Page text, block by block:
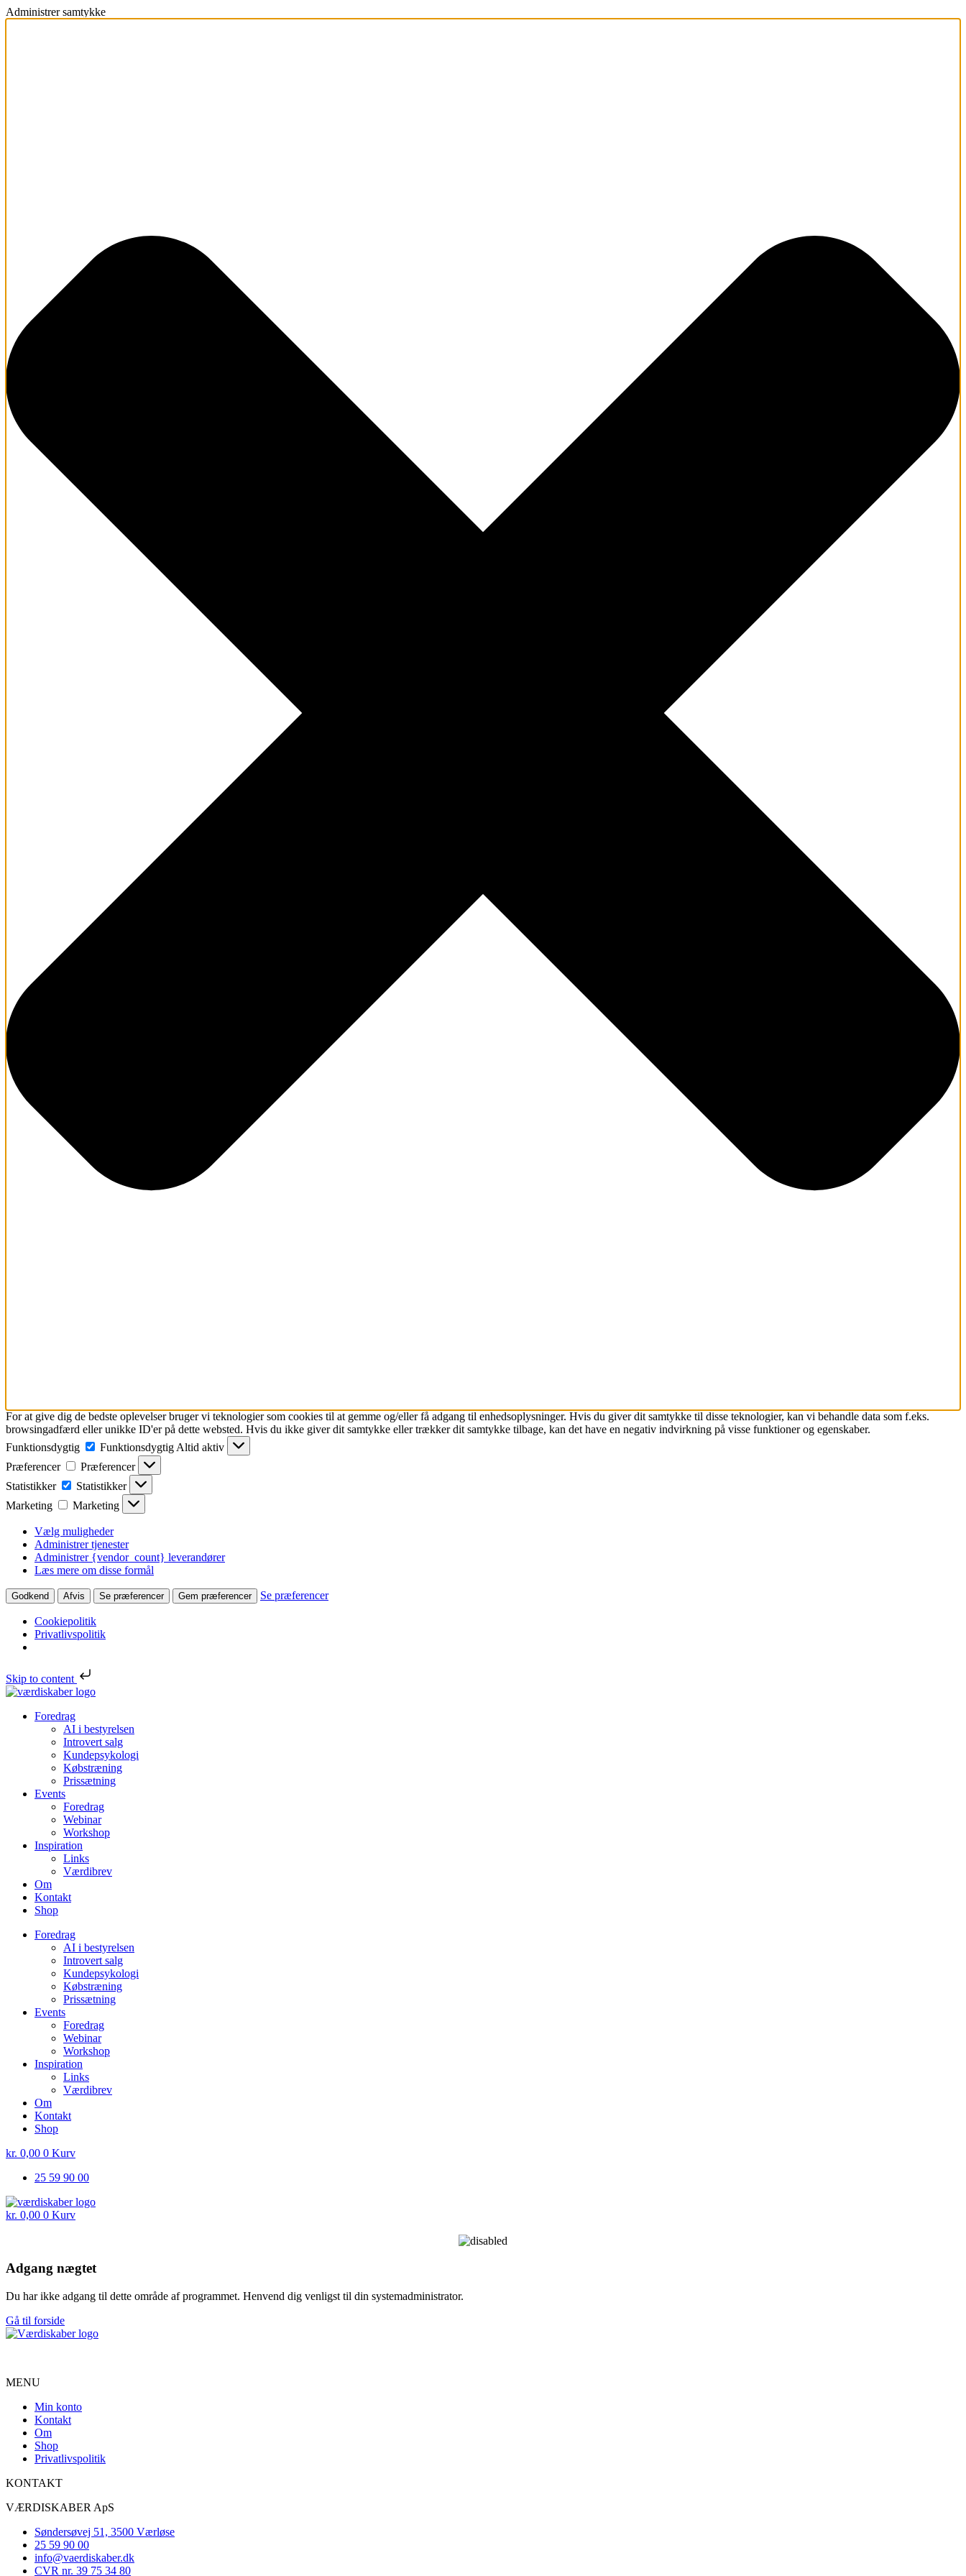
Administrer samtykke
For at give dig de bedste oplevelser bruger vi teknologier som cookies til at gemme og/eller få adgang til enhedsoplysninger. Hvis du giver dit samtykke til disse teknologier, kan vi behandle data som f.eks.
browsingadfærd eller unikke ID'er på dette websted. Hvis du ikke giver dit samtykke eller trækker dit samtykke tilbage, kan det have en negativ indvirkning på visse funktioner og egenskaber.
Funktionsdygtig
Funktionsdygtig Altid aktiv
Præferencer
Præferencer
Statistikker
Statistikker
Marketing
Marketing
Vælg muligheder
Administrer tjenester
Administrer {vendor_count} leverandører
Læs mere om disse formål
Godkend Afvis Se præferencer Gem præferencer Se præferencer
Cookiepolitik
Privatlivspolitik
Skip to content
Foredrag
AI i bestyrelsen
Introvert salg
Kundepsykologi
Købstræning
Prissætning
Events
Foredrag
Webinar
Workshop
Inspiration
Links
Værdibrev
Om
Kontakt
Shop
Foredrag
AI i bestyrelsen
Introvert salg
Kundepsykologi
Købstræning
Prissætning
Events
Foredrag
Webinar
Workshop
Inspiration
Links
Værdibrev
Om
Kontakt
Shop
kr. 0,00 0 Kurv
25 59 90 00
kr. 0,00 0 Kurv
Adgang nægtet
Du har ikke adgang til dette område af programmet. Henvend dig venligst til din systemadministrator.
Gå til forside
MENU
Min konto
Kontakt
Om
Shop
Privatlivspolitik
KONTAKT
VÆRDISKABER ApS
Søndersøvej 51, 3500 Værløse
25 59 90 00
info@vaerdiskaber.dk
CVR nr. 39 75 34 80